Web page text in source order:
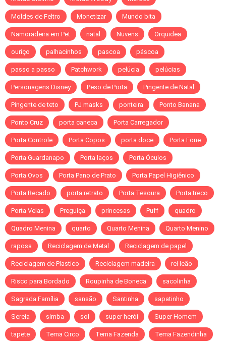
Moldes de Feltro Monetizar Mundo bita
Namoradeira em Pet natal Nuvens Orquidea
ouriço palhacinhos pascoa páscoa
passo a passo Patchwork pelúcia pelúcias
Personagens Disney Peso de Porta Pingente de Natal
Pingente de teto PJ masks ponteira Ponto Banana
Ponto Cruz porta caneca Porta Carregador
Porta Controle Porta Copos porta doce Porta Fone
Porta Guardanapo Porta laços Porta Óculos
Porta Ovos Porta Pano de Prato Porta Papel Higiênico
Porta Recado porta retrato Porta Tesoura Porta treco
Porta Velas Preguiça princesas Puff quadro
Quadro Menina quarto Quarto Menina Quarto Menino
raposa Reciclagem de Metal Reciclagem de papel
Reciclagem de Plastico Reciclagem madeira rei leão
Risco para Bordado Roupinha de Boneca sacolinha
Sagrada Família sansão Santinha sapatinho
Sereia simba sol super herói Super Homem
tapete Tema Circo Tema Fazenda Tema Fazendinha